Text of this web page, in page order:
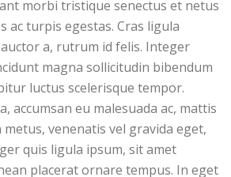
morbi tristique senectus et netus
ac turpis egestas. Cras ligula
a, rutrum id felis. Integer
magna sollicitudin bibendum
luctus scelerisque tempor.
accumsan eu malesuada ac, mattis
venenatis vel gravida eget,
quis ligula ipsum, sit amet
placerat ornare tempus. In eget